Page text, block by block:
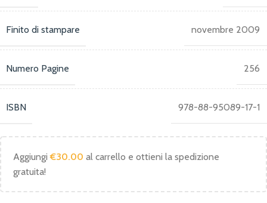
Finito di stampare novembre 2009
Numero Pagine 256
ISBN 978-88-95089-17-1
Aggiungi€30.00 al carrello e ottieni la spedizione
gratuita!